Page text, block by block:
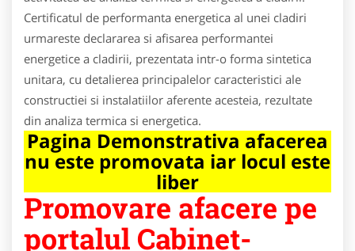
Certificatul de performanta energetica al unei cladiri
urmareste declararea si afisarea performantei
energetice a cladirii, prezentata intr-o forma sintetica
unitara, cu detalierea principalelor caracteristici ale
constructiei si instalatiilor aferente acesteia, rezultate
din analiza termica si energetica.
Pagina Demonstrativa afacerea
nu este promovata iar locul este
liber
Promovare afacere pe
portalul Cabinet-